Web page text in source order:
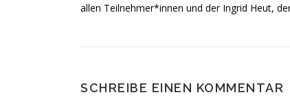
allen Teilnehmer*innen und der Ingrid Heut,
SCHREIBE EINEN KOMMENTAR